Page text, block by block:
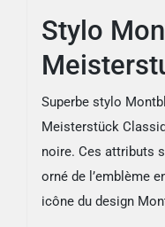
Stylo
Superbe stylo
Meisterstück
noire. Ces attributs
orné de l’emblème
icône du design